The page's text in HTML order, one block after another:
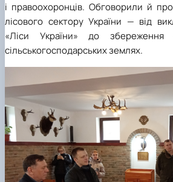
і правоохоронців. Обговорили й
лісового сектору України — від
«Ліси України» до збереження
сільськогосподарських землях.